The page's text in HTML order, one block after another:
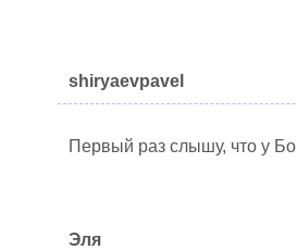
shiryaevpavel
Первый раз слышу, что у
Эля